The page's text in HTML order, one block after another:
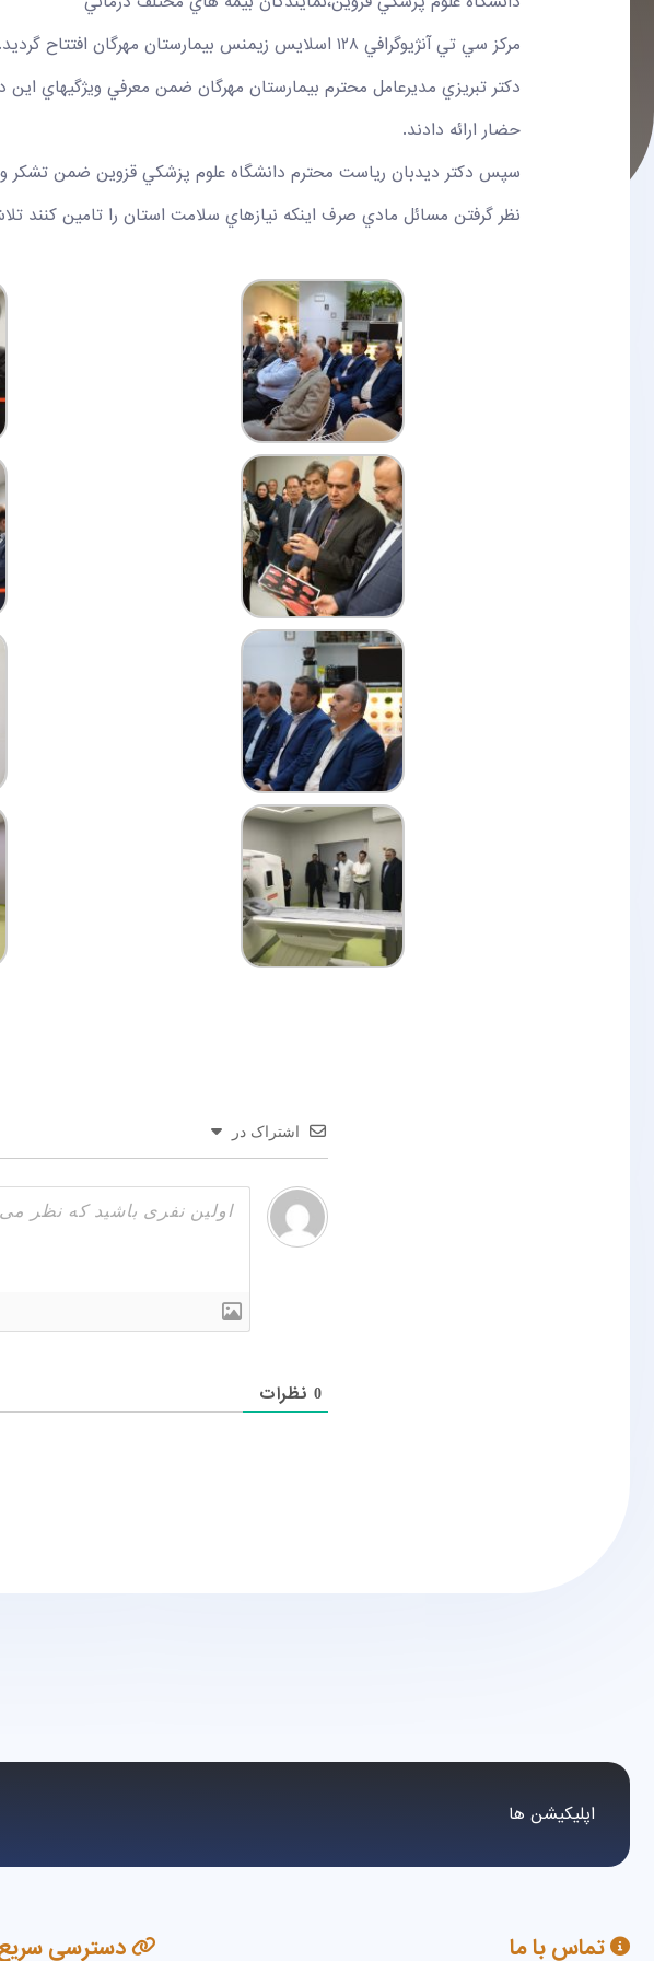
مركز سي تي آنژيوگرافي ١٢٨ اسلايس زيمنس بيمارستان مهرگان افتتاح گرديد.
دكتر تبريزي مديرعامل محترم بيمارستان مهرگان ضمن معرفي ويژگيهاي
حضار ارائه دادند.
سپس دكتر ديدبان رياست محترم دانشگاه علوم پزشكي قزوين ضمن تشكر و
نظر گرفتن مسائل مادي صرف اينكه نيازهاي سلامت استان را تامين كنند
اشتراک در
0 نظرات
اپلیکیشن ها
تماس با ما دسترسی